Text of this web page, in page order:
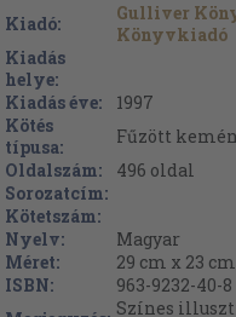
Kiadó:
Gulliver
Könyvkiadó
Kiadás
helye:
Kiadás éve:
1997
Kötés
típusa:
Fűzött
Oldalszám:
496 oldal
Sorozatcím:
Kötetszám:
Nyelv:
Magyar
Méret:
29 cm x 23 cm
ISBN:
963-9232-40-8
Színes